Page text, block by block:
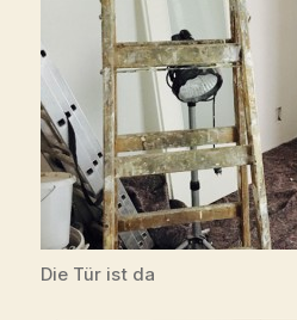
Die Tür ist da